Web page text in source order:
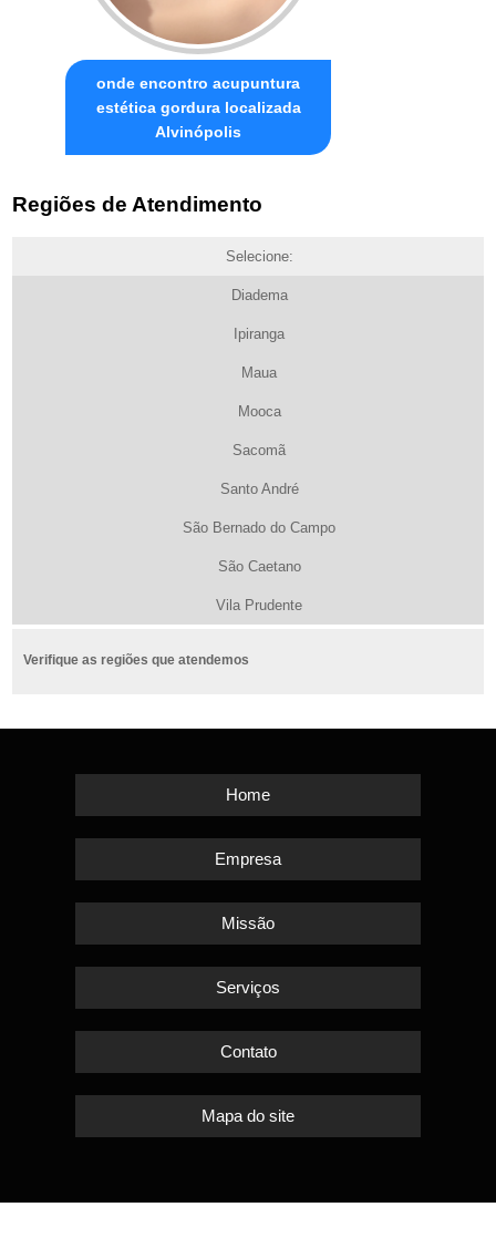
onde encontro acupuntura
estética gordura localizada
Alvinópolis
Regiões de Atendimento
Selecione:
Diadema
Ipiranga
Maua
Mooca
Sacomã
Santo André
São Bernado do Campo
São Caetano
Vila Prudente
Verifique as regiões que atendemos
Home
Empresa
Missão
Serviços
Contato
Mapa do site